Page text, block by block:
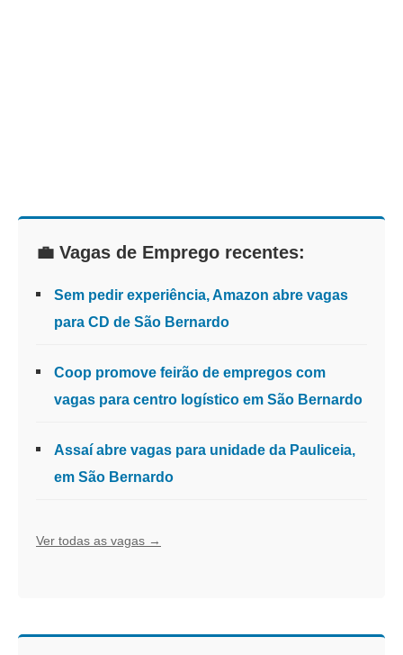
💼 Vagas de Emprego recentes:
Sem pedir experiência, Amazon abre vagas
para CD de São Bernardo
Coop promove feirão de empregos com
vagas para centro logístico em São Bernardo
Assaí abre vagas para unidade da Pauliceia,
em São Bernardo
Ver todas as vagas →